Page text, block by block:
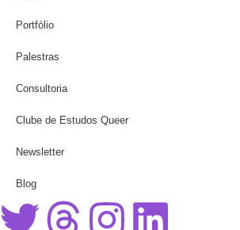
Portfólio
Palestras
Consultoria
Clube de Estudos Queer
Newsletter
Blog